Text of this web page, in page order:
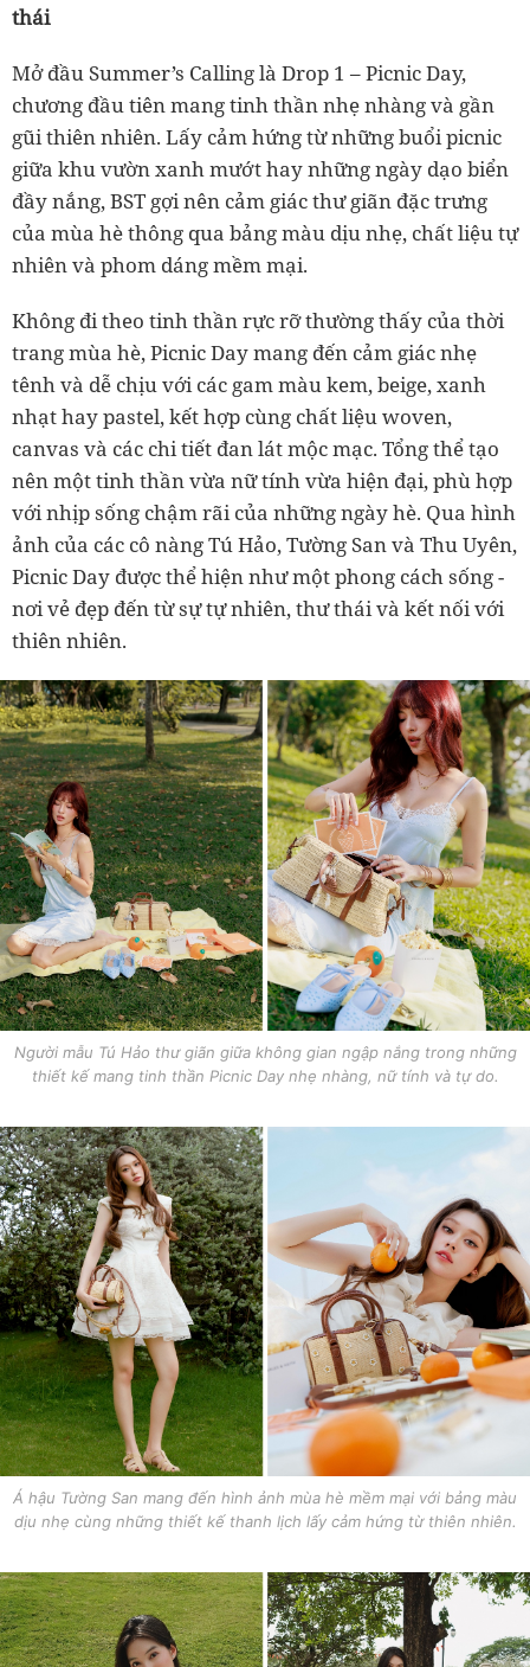
thái
Mở đầu Summer’s Calling là Drop 1 – Picnic Day,
chương đầu tiên mang tinh thần nhẹ nhàng và gần
gũi thiên nhiên. Lấy cảm hứng từ những buổi picnic
giữa khu vườn xanh mướt hay những ngày dạo biển
đầy nắng, BST gợi nên cảm giác thư giãn đặc trưng
của mùa hè thông qua bảng màu dịu nhẹ, chất liệu tự
nhiên và phom dáng mềm mại.
Không đi theo tinh thần rực rỡ thường thấy của thời
trang mùa hè, Picnic Day mang đến cảm giác nhẹ
tênh và dễ chịu với các gam màu kem, beige, xanh
nhạt hay pastel, kết hợp cùng chất liệu woven,
canvas và các chi tiết đan lát mộc mạc. Tổng thể tạo
nên một tinh thần vừa nữ tính vừa hiện đại, phù hợp
với nhịp sống chậm rãi của những ngày hè. Qua hình
ảnh của các cô nàng Tú Hảo, Tường San và Thu Uyên,
Picnic Day được thể hiện như một phong cách sống -
nơi vẻ đẹp đến từ sự tự nhiên, thư thái và kết nối với
thiên nhiên.
Người mẫu Tú Hảo thư giãn giữa không gian ngập nắng trong những
thiết kế mang tinh thần Picnic Day nhẹ nhàng, nữ tính và tự do.
Á hậu Tường San mang đến hình ảnh mùa hè mềm mại với bảng màu
dịu nhẹ cùng những thiết kế thanh lịch lấy cảm hứng từ thiên nhiên.